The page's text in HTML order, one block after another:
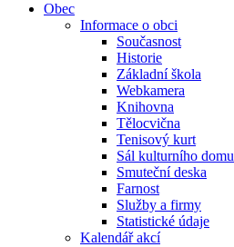
Obec
Informace o obci
Současnost
Historie
Základní škola
Webkamera
Knihovna
Tělocvična
Tenisový kurt
Sál kulturního domu
Smuteční deska
Farnost
Služby a firmy
Statistické údaje
Kalendář akcí